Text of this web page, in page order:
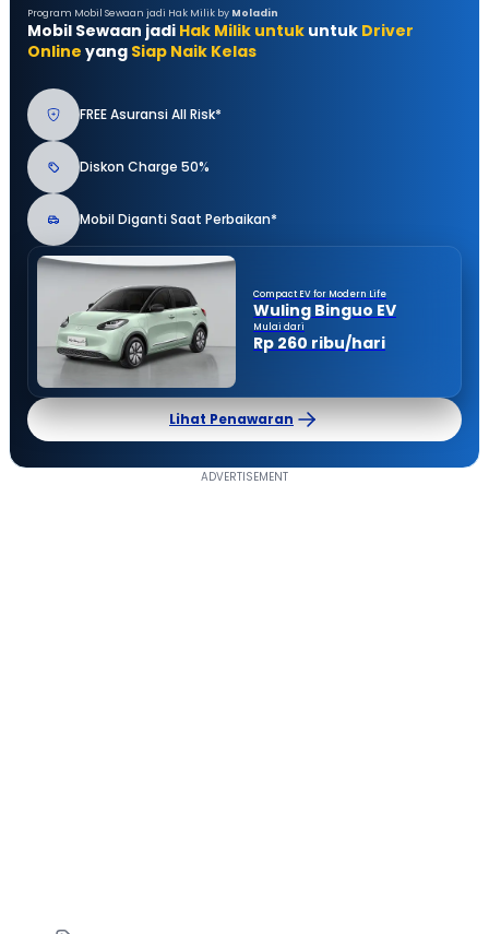
Program Mobil Sewaan jadi Hak Milik by Moladin
Mobil Sewaan jadi Hak Milik untuk untuk Driver
Online yang Siap Naik Kelas
FREE Asuransi All Risk*
Diskon Charge 50%
Mobil Diganti Saat Perbaikan*
Compact EV for Modern Life
Wuling Binguo EV
Mulai dari
Rp 260 ribu/hari
Lihat Penawaran